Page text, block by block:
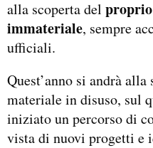
alla scoperta del
immateriale, sempre
ufficiali.
Quest’anno si andrà
materiale in disuso, sul
iniziato un percorso di
vista di nuovi progetti e